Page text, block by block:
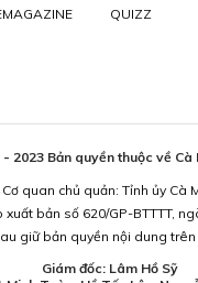
QUIZZ
2023 Bản quyền thuộc về Cà
Cơ quan chủ quản: Tỉnh ủy Cà
xuất bản số 620/GP-BTTTT,
giữ bản quyền nội dung
Giám đốc: Lâm Hồ Sỹ